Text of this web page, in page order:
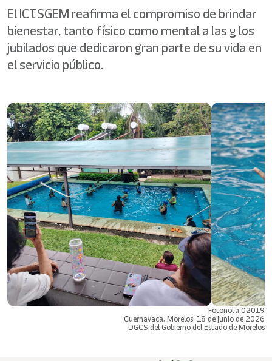
El ICTSGEM reafirma el compromiso de brindar
bienestar, tanto físico como mental a las y los
jubilados que dedicaron gran parte de su vida en
el servicio público.
Fotonota 02019
Cuernavaca, Morelos; 18 de junio de 2026
DGCS del Gobierno del Estado de Morelos